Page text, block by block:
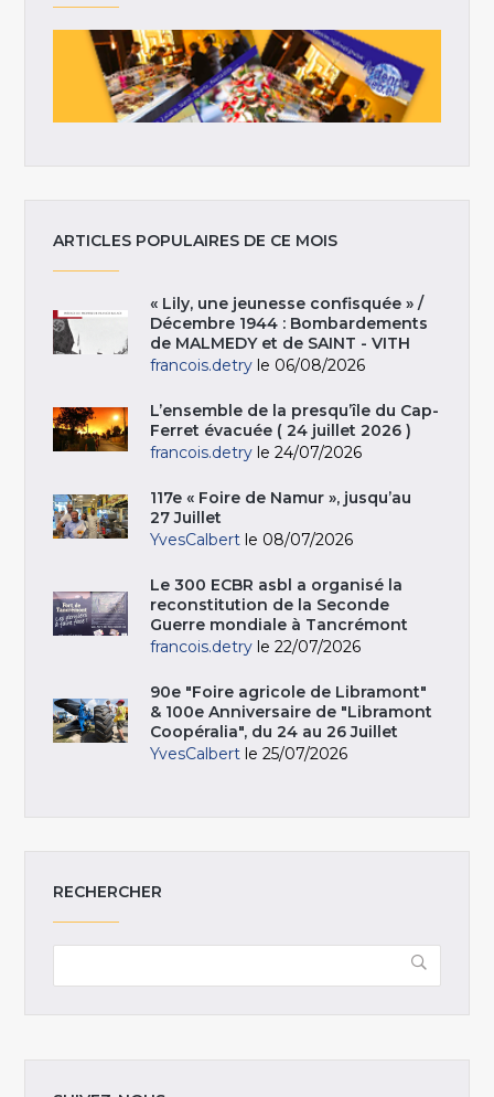
ARTICLES POPULAIRES DE CE MOIS
« Lily, une jeunesse confisquée » /
Décembre 1944 : Bombardements
de MALMEDY et de SAINT - VITH
francois.detry le 06/08/2026
L’ensemble de la presqu’île du Cap-
Ferret évacuée ( 24 juillet 2026 )
francois.detry le 24/07/2026
117e « Foire de Namur », jusqu’au
27 Juillet
YvesCalbert le 08/07/2026
Le 300 ECBR asbl a organisé la
reconstitution de la Seconde
Guerre mondiale à Tancrémont
francois.detry le 22/07/2026
90e "Foire agricole de Libramont"
& 100e Anniversaire de "Libramont
Coopéralia", du 24 au 26 Juillet
YvesCalbert le 25/07/2026
RECHERCHER